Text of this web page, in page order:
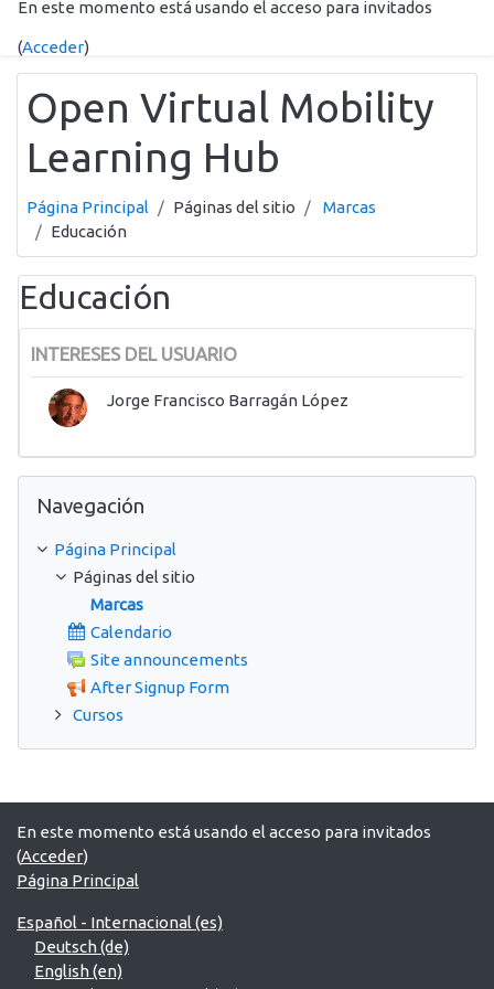
Salta al contenido principal
En este momento está usando el acceso para invitados
(Acceder)
Open Virtual Mobility
Learning Hub
Página Principal Páginas del sitio
Marcas
Educación
Educación
INTERESES DEL USUARIO
Jorge Francisco Barragán López
Navegación
Página Principal
Páginas del sitio
Marcas
Calendario
Site announcements
After Signup Form
Cursos
En este momento está usando el acceso para invitados
(Acceder)
Página Principal
Español - Internacional ‎(es)‎
Deutsch ‎(de)‎
English ‎(en)‎